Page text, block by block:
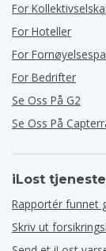
For
For Hoteller
For
For Bedrifter
Se Oss På G2
Se Oss På
iLost
Rapportér funnet
Skriv ut